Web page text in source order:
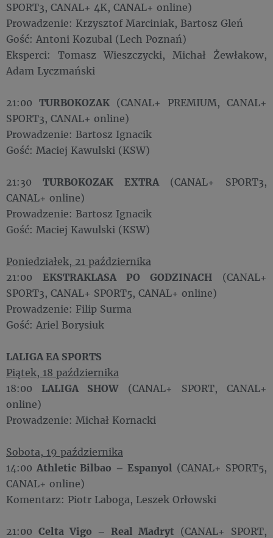
SPORT3, CANAL+ 4K, CANAL+ online)
Prowadzenie: Krzysztof Marciniak, Bartosz Gleń
Gość: Antoni Kozubal (Lech Poznań)
Eksperci: Tomasz Wieszczycki, Michał Żewłakow,
Adam Lyczmański
21:00 TURBOKOZAK (CANAL+ PREMIUM, CANAL+
SPORT3, CANAL+ online)
Prowadzenie: Bartosz Ignacik
Gość: Maciej Kawulski (KSW)
21:30TURBOKOZAK EXTRA(CANAL+ SPORT3,
CANAL+ online)
Prowadzenie: Bartosz Ignacik
Gość: Maciej Kawulski (KSW)
Poniedziałek, 21 października
21:00 EKSTRAKLASA PO GODZINACH (CANAL+
SPORT3, CANAL+ SPORT5, CANAL+ online)
Prowadzenie: Filip Surma
Gość: Ariel Borysiuk
LALIGA EA SPORTS
Piątek, 18 października
18:00LALIGA SHOW(CANAL+ SPORT, CANAL+
online)
Prowadzenie: Michał Kornacki
Sobota, 19 października
14:00Athletic Bilbao – Espanyol (CANAL+ SPORT5,
CANAL+ online)
Komentarz: Piotr Laboga, Leszek Orłowski
21:00 Celta Vigo – Real Madryt (CANAL+ SPORT,